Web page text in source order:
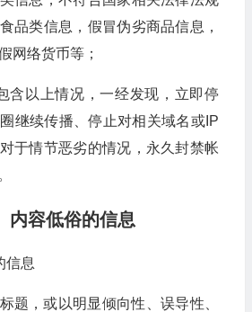
品类信息，假冒伪劣商品信息，
网络货币等；
含以上情况，一经发现，立即停
继续传播、停止对相关域名或IP
于情节恶劣的情况，永久封禁帐
内容低俗的信息
信息
题，或以明显倾向性、误导性、